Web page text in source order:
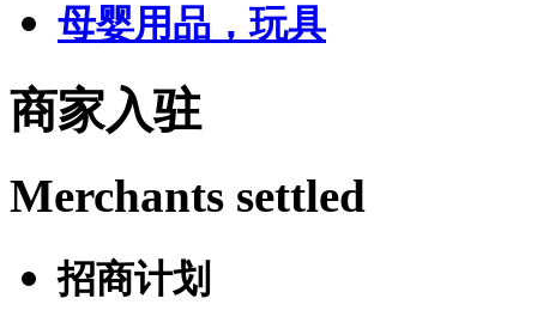
母婴用品，玩具
商家入驻
Merchants settled
招商计划